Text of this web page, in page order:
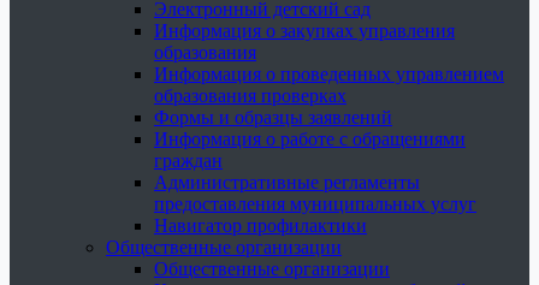
Электронный детский сад
Информация о закупках управления
образования
Информация о проведенных управлением
образования проверках
Формы и образцы заявлений
Информация о работе с обращениями
граждан
Административные регламенты
предоставления муниципальных услуг
Навигатор профилактики
Общественные организации
Общественные организации